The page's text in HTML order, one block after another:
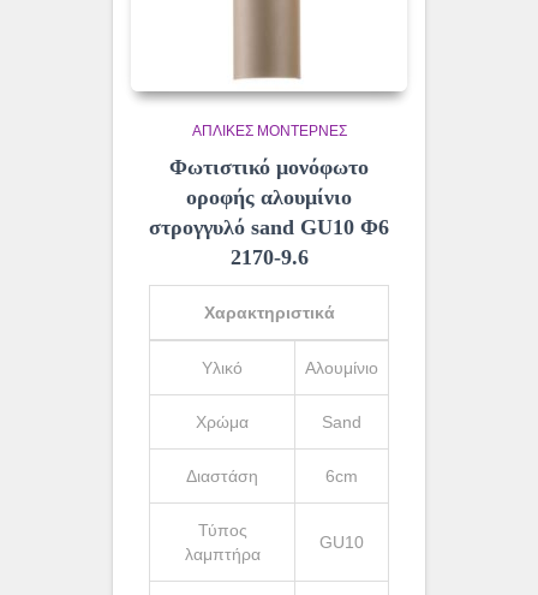
ΑΠΛΊΚΕΣ ΜΟΝΤΈΡΝΕΣ
Φωτιστικό μονόφωτο
οροφής αλουμίνιο
στρογγυλό sand GU10 Φ6
2170-9.6
Χαρακτηριστικά
Υλικό Αλουμίνιο
Χρώμα Sand
Διαστάση 6cm
Τύπος
λαμπτήρα
GU10